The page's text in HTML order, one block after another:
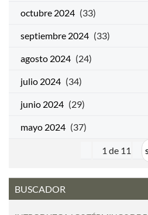
octubre 2024 (33)
septiembre 2024 (33)
agosto 2024 (24)
julio 2024 (34)
junio 2024 (29)
mayo 2024 (37)
1 de 11
BUSCADOR